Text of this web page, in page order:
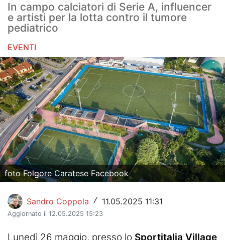
Motori
Volley
Hockey
Altri sport
Hockey
Pallanuoto
Pallamano
Altre
News
Turismo
Eventi
In campo calciatori di Serie A, influencer
e artisti per la lotta contro il tumore
pediatrico
EVENTI
foto Folgore Caratese Facebook
Sandro Coppola / 11.05.2025 11:31
Aggiornato il 12.05.2025 15:23
Lunedì 26 maggio, presso lo Sportitalia Village